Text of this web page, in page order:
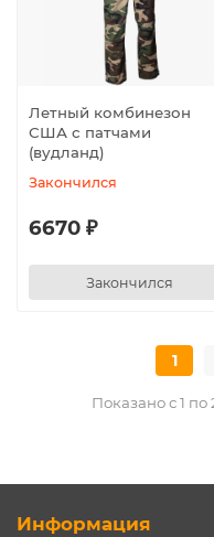
Летный комбинезон
США с патчами
(вудланд)
Закончился
6670 ₽
Закончился
1
Показано с 1 по
Информация